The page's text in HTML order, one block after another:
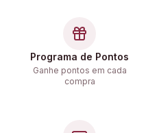
Programa de Pontos
Ganhe pontos em cada
compra